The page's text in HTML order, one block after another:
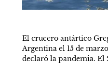
El crucero antártico
Argentina el 15 de
declaró la pandemia. El